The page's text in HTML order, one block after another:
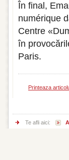
În final,
numérique
Centre
în
Paris.
Printeaza
Te afli aici: